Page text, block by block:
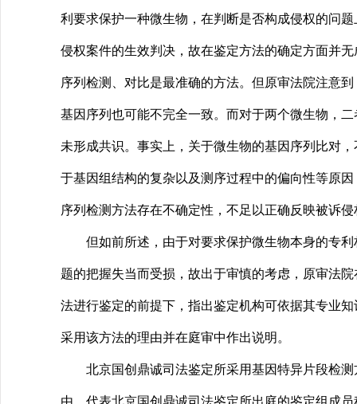
利要求保护一种微生物，在判断是否构成侵权的问
侵权案件的生效判决，故在鉴定方法的确定方面并
序列检测、对比是最准确的方法。但原审法院注意
基因序列也可能不完全一致。而对于两个微生物，
未形成共识。事实上，关于微生物的基因序列比对
于基因组结构的复杂以及测序过程中的偏向性等原
序列检测方法存在不确定性，不足以正确反映被诉
但如前所述，由于对要求保护微生物本身的专利
题的把握失当而受损，故出于审慎的考虑，原审法
法进行鉴定的前提下，指出鉴定机构可依据其专业
采用该方法的理由并在庭审中作出说明。
北京国创鼎诚司法鉴定所采用基因特异片段检测
由。代表北京国创鼎诚司法鉴定所出庭的鉴定组成